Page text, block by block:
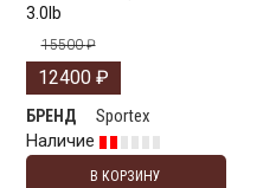
3.0lb
15500₽
12400 ₽
БРЕНД
Sportex
Наличие
В КОРЗИНУ